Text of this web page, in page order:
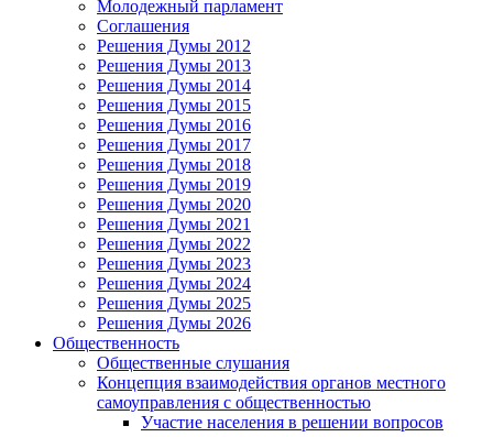
Молодежный парламент
Соглашения
Решения Думы 2012
Решения Думы 2013
Решения Думы 2014
Решения Думы 2015
Решения Думы 2016
Решения Думы 2017
Решения Думы 2018
Решения Думы 2019
Решения Думы 2020
Решения Думы 2021
Решения Думы 2022
Решения Думы 2023
Решения Думы 2024
Решения Думы 2025
Решения Думы 2026
Общественность
Общественные слушания
Концепция взаимодействия органов местного
самоуправления с общественностью
Участие населения в решении вопросов